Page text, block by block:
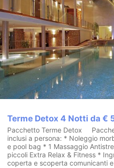
Terme Detox 4 Notti da €
Pacchetto Terme Detox
inclusi a persona: * Noleggio
e pool bag * 1 Massaggio
piccoli Extra Relax & Fitness *
coperta e scoperta comunicanti